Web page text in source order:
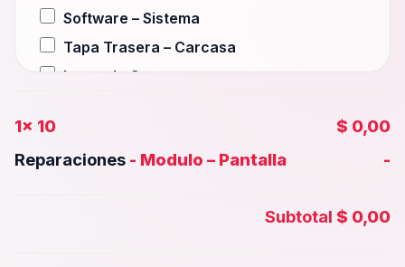
Software – Sistema
Tapa Trasera – Carcasa
Lente de Camara
Camara Trasera
1x 10
$ 0,00
Reparaciones - Modulo – Pantalla -
Subtotal $ 0,00